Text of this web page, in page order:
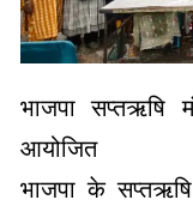
भाजपा सप्तऋषि
आयोजित
भाजपा के